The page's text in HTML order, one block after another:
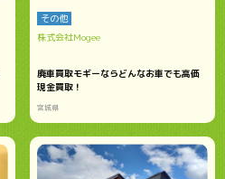
その他
株式会社Mogee
廃車買取モギーならどんなお車でも高価
現金買取！
宮城県